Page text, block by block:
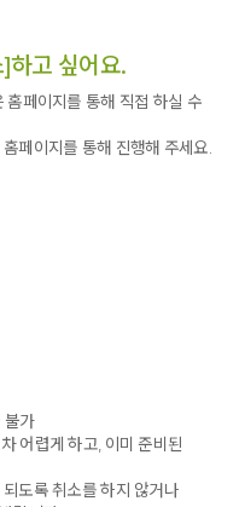
하고 싶어요.
홈페이지를 통해 직접 하실 수
페이지를 통해 진행해 주세요.
불가
어렵게 하고, 이미 준비된
도록 취소를 하지 않거나